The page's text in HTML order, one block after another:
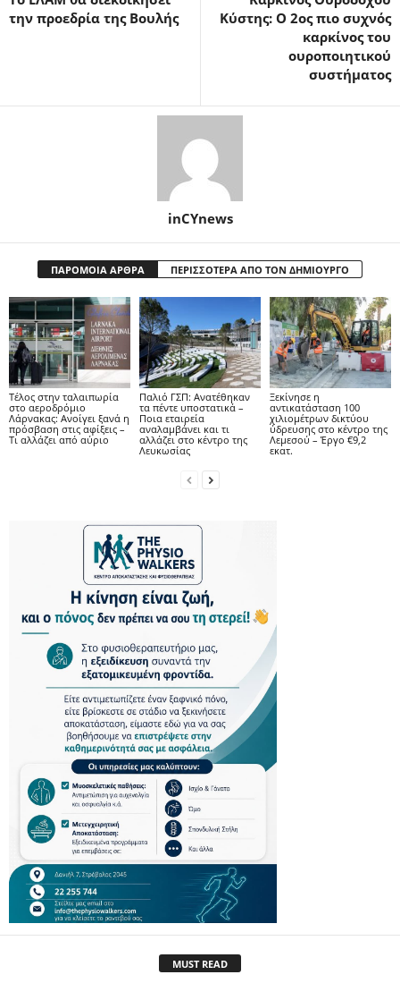
την προεδρία της Βουλής
Κύστης: Ο 2ος πιο συχνός
καρκίνος του
ουροποιητικού
συστήματος
inCYnews
ΠΑΡΟΜΟΙΑ ΑΡΘΡΑ ΠΕΡΙΣΣΟΤΕΡΑ ΑΠΟ ΤΟΝ ΔΗΜΙΟΥΡΓΟ
Tέλος στην ταλαιπωρία
στο αεροδρόμιο
Λάρνακας: Ανοίγει ξανά η
πρόσβαση στις αφίξεις –
Τι αλλάζει από αύριο
Παλιό ΓΣΠ: Ανατέθηκαν
τα πέντε υποστατικά –
Ποια εταιρεία
αναλαμβάνει και τι
αλλάζει στο κέντρο της
Λευκωσίας
Ξεκίνησε η
αντικατάσταση 100
χιλιομέτρων δικτύου
ύδρευσης στο κέντρο της
Λεμεσού – Έργο €9,2
εκατ.
MUST READ